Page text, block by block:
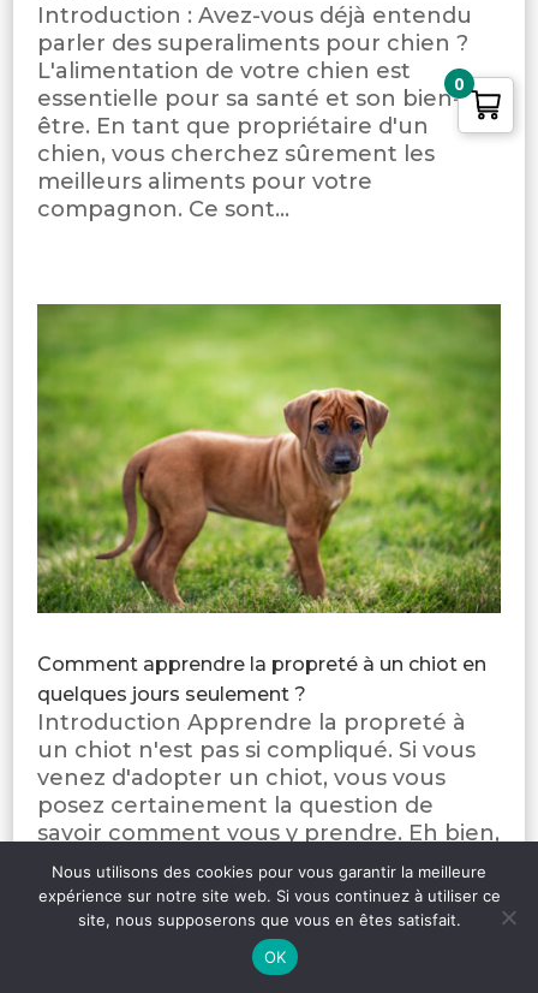
Introduction : Avez-vous déjà entendu
parler des superaliments pour chien ?
L'alimentation de votre chien est
essentielle pour sa santé et son bien-
être. En tant que propriétaire d'un
chien, vous cherchez sûrement les
meilleurs aliments pour votre
compagnon. Ce sont...
Comment apprendre la propreté à un chiot en
quelques jours seulement ?
Introduction Apprendre la propreté à
un chiot n'est pas si compliqué. Si vous
venez d'adopter un chiot, vous vous
posez certainement la question de
savoir comment vous y prendre. Eh bien,
la réponse dépendra de la méthode que
vous allez utiliser. Il est important de...
0
Nous utilisons des cookies pour vous garantir la meilleure
expérience sur notre site web. Si vous continuez à utiliser ce
site, nous supposerons que vous en êtes satisfait.
OK